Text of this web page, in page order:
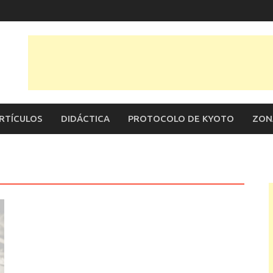
DIDÁCTICA PROTOCOLO DE KYOTO